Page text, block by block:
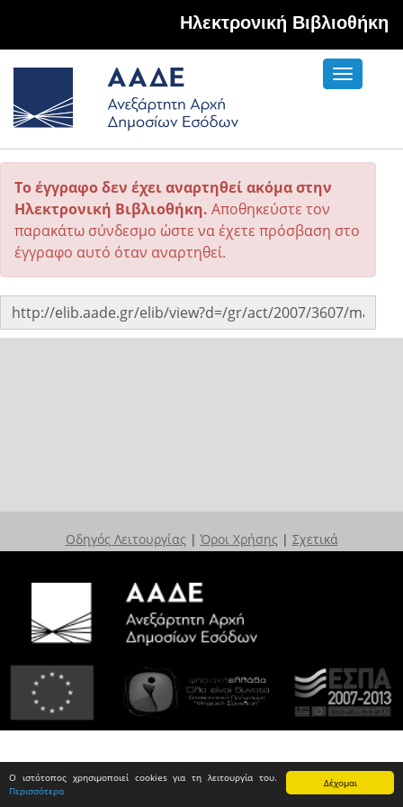
Δέχομαι
Ο ιστότοπος χρησιμοποιεί cookies για τη λειτουργία του.
Περισσότερα
Hλεκτρονική Βιβλιοθήκη
Toggle
Το έγγραφο δεν έχει αναρτηθεί ακόμα στην
Ηλεκτρονική Βιβλιοθήκη. Αποθηκεύστε τον
παρακάτω σύνδεσμο ώστε να έχετε πρόσβαση στο
έγγραφο αυτό όταν αναρτηθεί.
Οδηγός Λειτουργίας | Όροι Χρήσης | Σχετικά